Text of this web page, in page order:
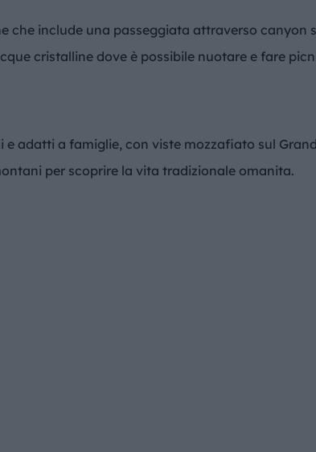
che include una passeggiata attraverso
cristalline dove è possibile nuotare e fare
e adatti a famiglie, con viste mozzafiato sul
per scoprire la vita tradizionale omanita.